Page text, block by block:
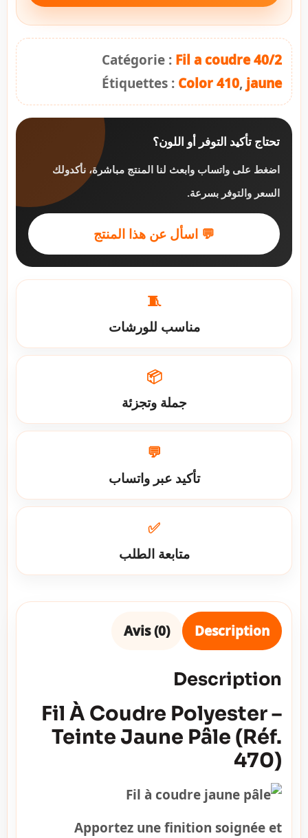
Catégorie : Fil a coudre 40/2
Étiquettes : Color 410, jaune
تحتاج تأكيد التوفر أو اللون؟
اضغط على واتساب وابعث لنا المنتج مباشرة، نأكدولك
السعر والتوفر بسرعة.
💬 اسأل عن هذا المنتج
🧵
مناسب للورشات
📦
جملة وتجزئة
💬
تأكيد عبر واتساب
✅
متابعة الطلب
Description
Avis (0)
Description
Fil À Coudre Polyester –
Teinte Jaune Pâle (Réf.
470)
Apportez une finition soignée et